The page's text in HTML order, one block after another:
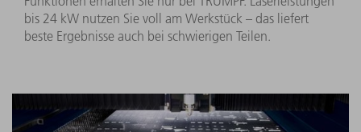
bis 24 kW nutzen Sie voll am Werkstück – das liefert
beste Ergebnisse auch bei schwierigen Teilen.